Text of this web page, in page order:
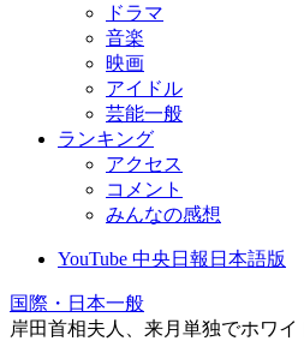
ドラマ
音楽
映画
アイドル
芸能一般
ランキング
アクセス
コメント
みんなの感想
YouTube 中央日報日本語版
国際・日本一般
岸田首相夫人、来月単独でホワイ